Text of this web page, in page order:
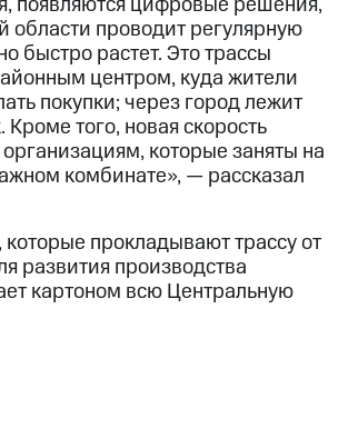
области проводит регулярную
быстро растет. Это трассы
центром, куда жители
покупки; через город лежит
того, новая скорость
которые заняты на
комбинате», — рассказал
прокладывают трассу от
развития производства
картоном всю Центральную